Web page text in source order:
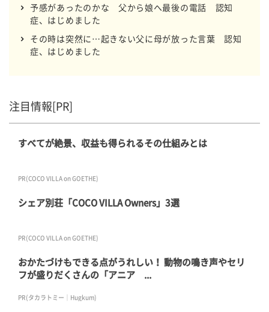
予感があったのかな 父から娘へ最後の電話 認知
症、はじめました
その時は突然に…起きない父に母が放った言葉 認知
症、はじめました
注目情報[PR]
すべてが絶景、収益も得られるその仕組みとは
PR(COCO VILLA on GOETHE)
シェア別荘「COCO VILLA Owners」3選
PR(COCO VILLA on GOETHE)
おかたづけもできる点がうれしい！ 動物の鳴き声やセリ
フが盛りだくさんの「アニア ...
PR(タカラトミー｜Hugkum)